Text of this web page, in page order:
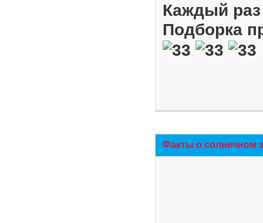
Каждый
Подборка
Факты о солнечном